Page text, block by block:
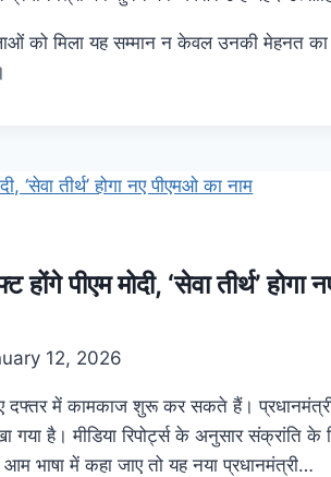
मिला यह सम्मान न केवल उनकी मेहनत का
पीएम मोदी, ‘सेवा तीर्थ’ होगा
12, 2026
दफ्तर में कामकाज शुरू कर सकते हैं। प्रधानमंत्री
गया है। मीडिया रिपोर्ट्स के अनुसार संक्रांति
भाषा में कहा जाए तो यह नया प्रधानमंत्री…